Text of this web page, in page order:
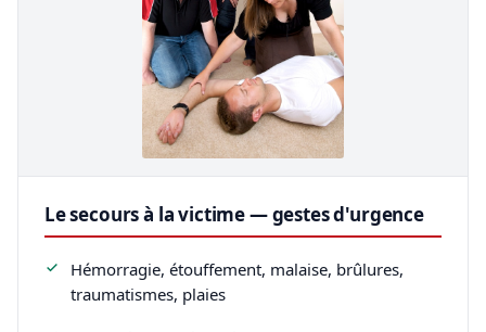
Le secours à la victime — gestes d'urgence
Hémorragie, étouffement, malaise, brûlures,
traumatismes, plaies